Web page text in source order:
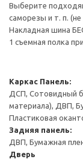
Выберите
саморезы и т. п. (не
Накладная шина
1 съемная полка
Каркас Панель:
ДСП, Сотовидный
материала), ДВП,
Пластиковая
Задняя панель:
ДВП, Бумажная
Дверь